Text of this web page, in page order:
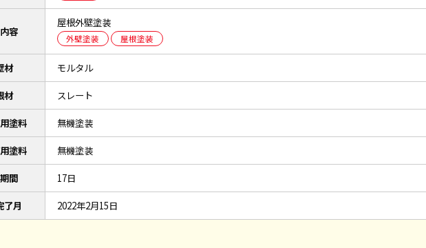
容
屋根外壁塗装
外壁塗装 屋根塗装
材
モルタル
材
スレート
塗料
無機塗装
塗料
無機塗装
間
17日
了月
2022年2月15日